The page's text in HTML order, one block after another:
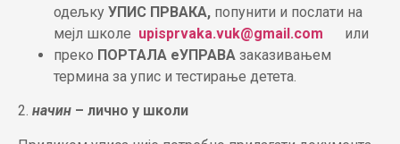
одељку УПИС ПРВАКА, попунити и послати на
мејл школе upisprvaka.vuk@gmail.com
или
преко ПОРТАЛА еУПРАВА заказивањем
термина за упис и тестирање детета.
2. начин – лично у школи